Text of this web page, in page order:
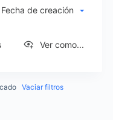
Fecha de creación
Ver como...
Vaciar filtros